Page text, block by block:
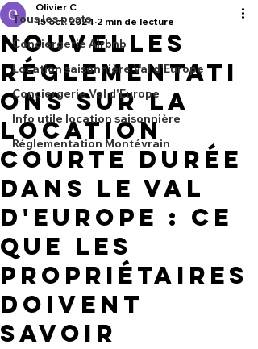
Tous les posts
Conciergerie Airbnb
Location saisonnière Val d'Europe
Conciergerie Val d'Europe
Info utile location saisonnière
Réglementation Montévrain
Nouvelles
Réglementati
ons sur la
Location
Courte Durée
dans le Val
d'Europe : Ce
que les
propriétaires
doivent
savoir
Olivier C
15 oct. 2024 2 min de lecture